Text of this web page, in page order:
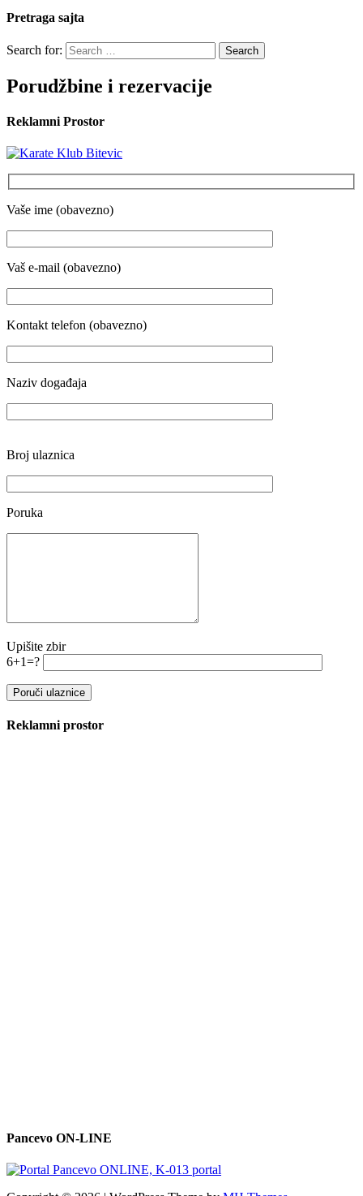
Pretraga sajta
Search for:
Porudžbine i rezervacije
Reklamni Prostor
Vaše ime (obavezno)
Vaš e-mail (obavezno)
Kontakt telefon (obavezno)
Naziv događaja
Broj ulaznica
Poruka
Upišite zbir
6+1=?
Reklamni prostor
Pancevo ON-LINE